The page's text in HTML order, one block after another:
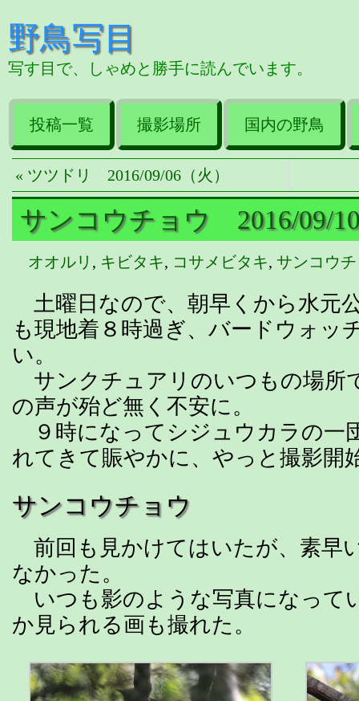
野鳥写目
写す目で、しゃめと勝手に読んでいます。
投稿一覧 撮影場所 国内の野鳥
« ツツドリ 2016/09/06（火）
サンコウチョウ 2016/09/
オオルリ , キビタキ, コサメビタキ, サンコウ
土曜日なので、朝早くから水元
も現地着８時過ぎ、バードウォッ
い。
サンクチュアリのいつもの場所
の声が殆ど無く不安に。
９時になってシジュウカラの一
れてきて賑やかに、やっと撮影開
サンコウチョウ
前回も見かけてはいたが、素早
なかった。
いつも影のような写真になって
か見られる画も撮れた。